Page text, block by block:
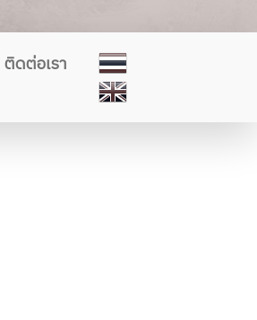
ติดต่อเรา